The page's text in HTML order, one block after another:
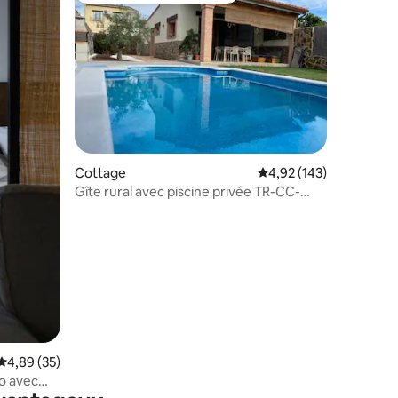
: 4,91 sur 5
moyenne sur la base de 35 commentaires : 4,89 sur 5
4,89 (35)
avec
Cottage Évaluation moyenne
4,92 (143)
Gîte rural avec piscine privée TR-CC-